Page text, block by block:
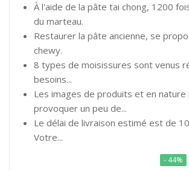
À l'aide de la pâte tai chong, 1200
du marteau.
Restaurer la pâte ancienne, se
chewy.
8 types de moisissures sont venus
besoins...
Les images de produits et en
provoquer un peu de...
Le délai de livraison estimé est de
Votre...
- 44%